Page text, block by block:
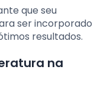
que seu
ser incorporado
resultados.
na